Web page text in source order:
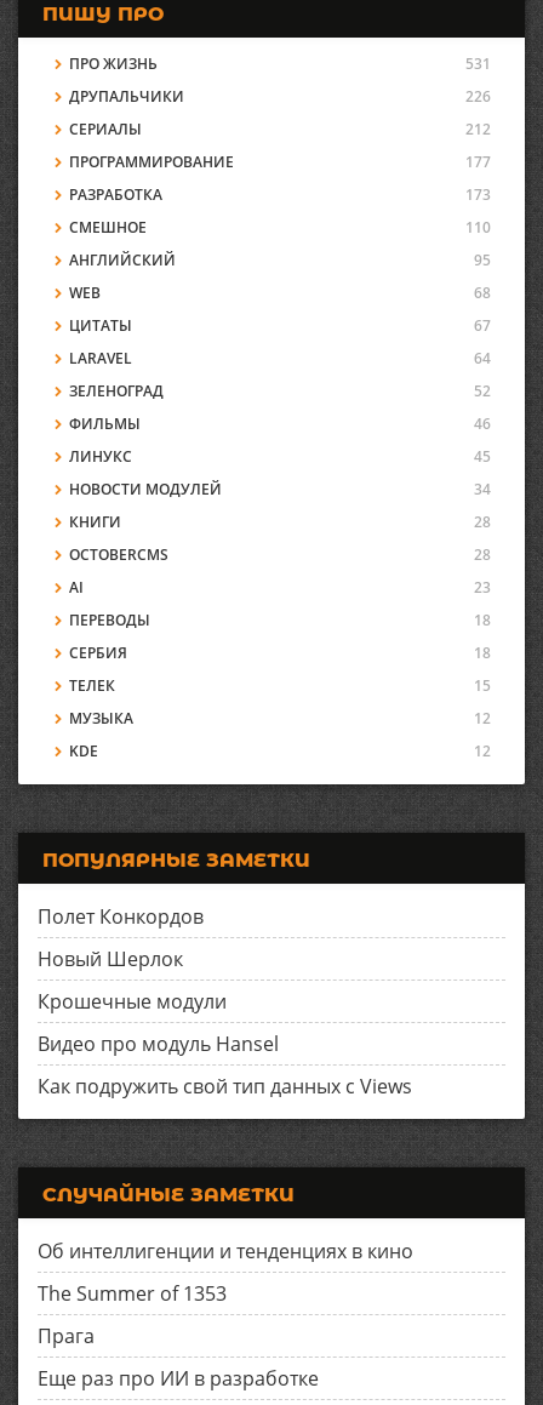
ПИШУ ПРО
ПРО ЖИЗНЬ
531
ДРУПАЛЬЧИКИ
226
СЕРИАЛЫ
212
ПРОГРАММИРОВАНИЕ
177
РАЗРАБОТКА
173
СМЕШНОЕ
110
АНГЛИЙСКИЙ
95
WEB
68
ЦИТАТЫ
67
LARAVEL
64
ЗЕЛЕНОГРАД
52
ФИЛЬМЫ
46
ЛИНУКС
45
НОВОСТИ МОДУЛЕЙ
34
КНИГИ
28
OCTOBERCMS
28
AI
23
ПЕРЕВОДЫ
18
СЕРБИЯ
18
ТЕЛЕК
15
МУЗЫКА
12
KDE
12
ПОПУЛЯРНЫЕ ЗАМЕТКИ
Полет Конкордов
Новый Шерлок
Крошечные модули
Видео про модуль Hansel
Как подружить свой тип данных с Views
СЛУЧАЙНЫЕ ЗАМЕТКИ
Об интеллигенции и тенденциях в кино
The Summer of 1353
Прага
Еще раз про ИИ в разработке